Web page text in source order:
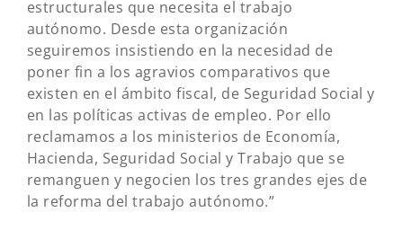
estructurales que necesita el trabajo
autónomo. Desde esta organización
seguiremos insistiendo en la necesidad de
poner fin a los agravios comparativos que
existen en el ámbito fiscal, de Seguridad Social y
en las políticas activas de empleo. Por ello
reclamamos a los ministerios de Economía,
Hacienda, Seguridad Social y Trabajo que se
remanguen y negocien los tres grandes ejes de
la reforma del trabajo autónomo.”